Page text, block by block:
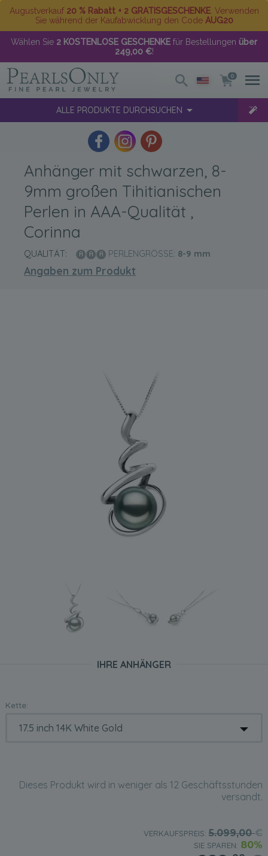
Augustverkauf 20 % Rabatt + 2 GRATISGESCHENKE. Verwenden
Sie während der Kaufabwicklung den Code AUG20
Wählen Sie 2 KOSTENLOSE GESCHENKE für Bestellungen über
249,00 €!
0
ALLE PRODUKTE DURCHSUCHEN
Anhänger mit schwarzen, 8-
9mm großen Tihitianischen
Perlen in AAA-Qualität ,
Corinna
QUALITÄT: PERLENGRÖSSE: 8-9 mm
Angaben zum Produkt
IHRE ANHÄNGER
Kette:
Dieses Produkt wird in weniger als 12 Geschäftsstunden
versandt.
VERKAUFSPREIS: 5.099,00€
SIE SPAREN: 80%